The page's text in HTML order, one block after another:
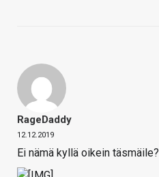
RageDaddy
12.12.2019
Ei nämä kyllä oikein täsmäile?